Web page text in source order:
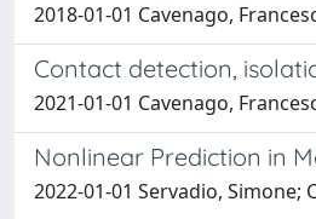
2018-01-01 Cavenago,
Contact detection,
2021-01-01 Cavenago,
Nonlinear Prediction in
2022-01-01 Servadio, Simone;